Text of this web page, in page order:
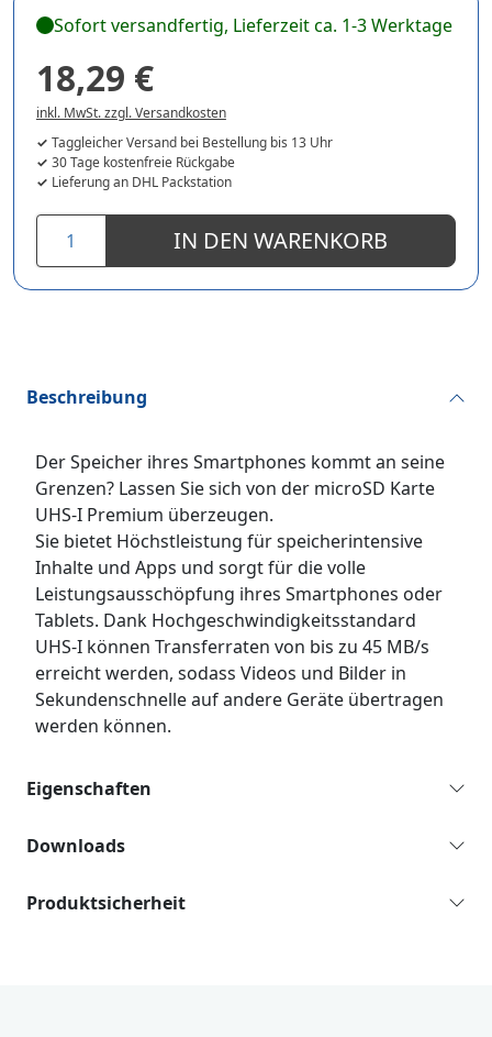
Sofort versandfertig, Lieferzeit ca. 1-3 Werktage
18,29 €
inkl. MwSt. zzgl. Versandkosten
Taggleicher Versand bei Bestellung bis 13 Uhr
30 Tage kostenfreie Rückgabe
Lieferung an DHL Packstation
IN DEN WARENKORB
Beschreibung
Der Speicher ihres Smartphones kommt an seine
Grenzen? Lassen Sie sich von der microSD Karte
UHS-I Premium überzeugen.
Sie bietet Höchstleistung für speicherintensive
Inhalte und Apps und sorgt für die volle
Leistungsausschöpfung ihres Smartphones oder
Tablets. Dank Hochgeschwindigkeitsstandard
UHS-I können Transferraten von bis zu 45 MB/s
erreicht werden, sodass Videos und Bilder in
Sekundenschnelle auf andere Geräte übertragen
werden können.
Eigenschaften
Downloads
Produktsicherheit